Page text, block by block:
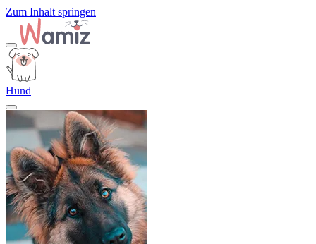
Zum Inhalt springen
Hund